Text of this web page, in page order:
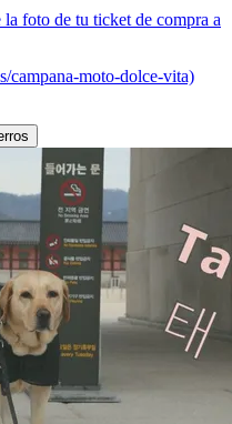
foto de tu ticket de compra a
campana-moto-dolce-vita)